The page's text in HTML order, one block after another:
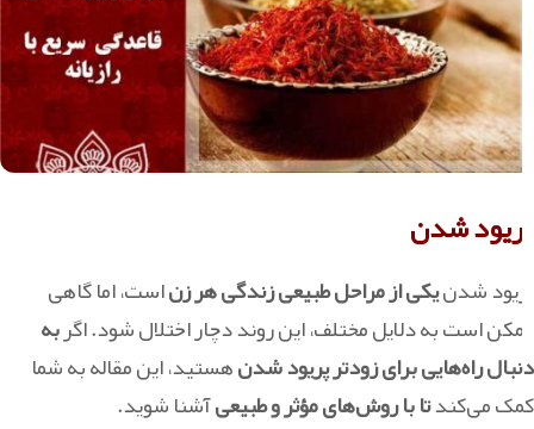
پریود شدن
پریود شدنیکی از مراحل طبیعی زندگی هر زناست، اما گاهی
ممکن است به دلایل مختلف، این روند دچار اختلال شود. اگربه
دنبال راه‌هایی برای زودتر پریود شدنهستید، این مقاله به شما
کمک می‌کندتا با روش‌های مؤثر و طبیعیآشنا شوید.